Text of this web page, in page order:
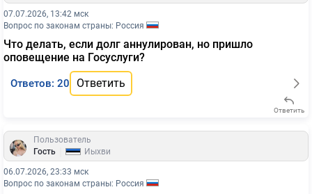
07.07.2026, 13:42 мск
Вопрос по законам страны: Россия
Что делать, если долг аннулирован, но пришло
оповещение на Госуслуги?
Ответов: 20 Ответить
Ответить
Пользователь
Гость
Йыхви
06.07.2026, 23:33 мск
Вопрос по законам страны: Россия